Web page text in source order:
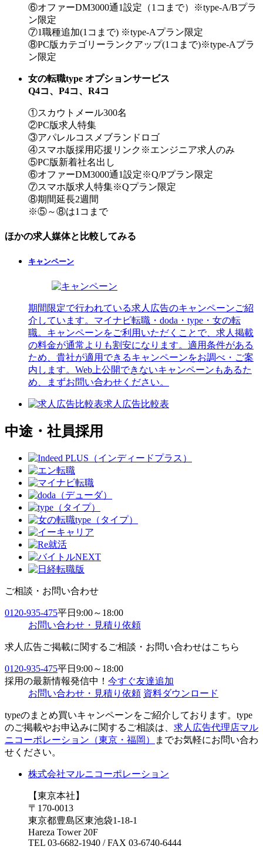
⑥オファーDM3000通1設定（1コまで）
※type-A/Bプラ
ン限定
⑦1職種追加(1コまで) ※type-Aプラン限定
⑧PC版カテゴリーランクアップ(1コまで)※type-Aプラ
ン限定
女の転職type オプションサービス
Q4コ、P4コ、R4コ
①スカウトメール300名
②PC版求人特集
③アパレルコスメブランドロゴ
④スマホ版採用応援リンク ※エンジニア求人のみ
⑤PC版新着社名出し
⑥オファーDM3000通1設定※Q/Pプラン限定
⑦スマホ版求人特集※Qプラン限定
⑧期間延⾧2週間
※⑤～⑧は1コまで
ほかの求人媒体と比較してみる
キャンペーン
期間限定で行われている求人広告のキャンペーンご紹
介しています。マイナビ転職・doda・type・女の転
職。キャンペーンをご利用いただくことで、求人掲載
の料金が通常よりも割安になります。適用条件がある
ため、貴社が適用できるキャンペーンをお調べ・ご案
内します。Web上公開できないキャンペーンもあるた
め、まずお問い合わせください。
求人広告比較表
中途・社員採用
ご相談・お問い合わせ
0120-935-475平日9:00～18:00
お問い合わせ・見積り依頼
求人広告ご掲載に関するご相談・お問い合わせはこちら
0120-935-475平日9:00～18:00
採用の最新情報発信中！ 今すぐ友達追加
お問い合わせ・見積り依頼 資料ダウンロード
typeのまとめ買いキャンペーンをご紹介しております。type
のご掲載やお申込みに関するご相談は、 求人広告代理店マル
ニコーポレーション（東京・福岡）
までお気軽にお問い合わ
せください。
株式会社マルニコーポレーション
【東京本社】
〒170-0013
東京都豊島区東池袋1-18-1
Hareza Tower 20F
TEL 03-6682-1940 / FAX 03-6740-6444